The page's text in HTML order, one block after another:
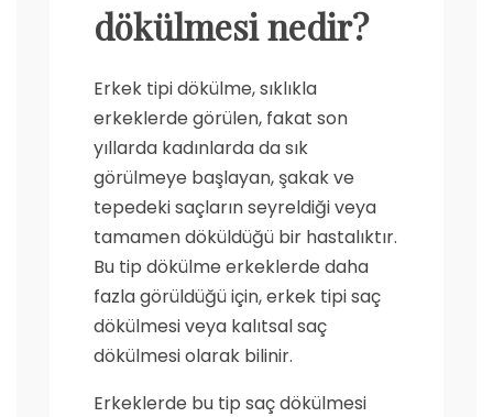
dökülmesi nedir?
Erkek tipi dökülme, sıklıkla
erkeklerde görülen, fakat son
yıllarda kadınlarda da sık
görülmeye başlayan, şakak ve
tepedeki saçların seyreldiği veya
tamamen döküldüğü bir hastalıktır.
Bu tip dökülme erkeklerde daha
fazla görüldüğü için, erkek tipi saç
dökülmesi veya kalıtsal saç
dökülmesi olarak bilinir.
Erkeklerde bu tip saç dökülmesi